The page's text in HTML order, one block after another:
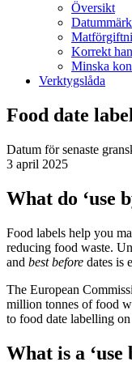
Översikt
Korrekt
Minska
Verktygslåda
Food date
Datum för senaste
3 april 2025
What do ‘use
Food labels help you
reducing food waste.
and best before dates is
The European
million tonnes of food
to food date labelling
What is a ‘use